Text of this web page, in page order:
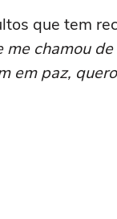
que tem
chamou
em paz,